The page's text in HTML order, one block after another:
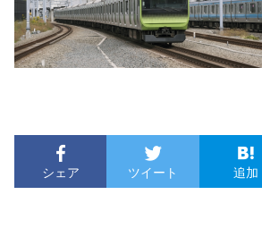
シェア ツイート 追加